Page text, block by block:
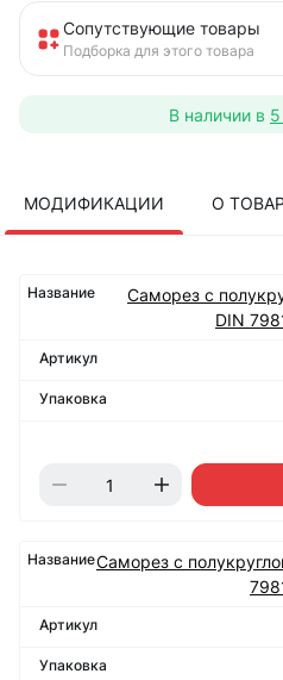
Сопутствующие товары
Подборка для этого товара
В наличии в
МОДИФИКАЦИИ О
Саморез с
DIN
Саморез с